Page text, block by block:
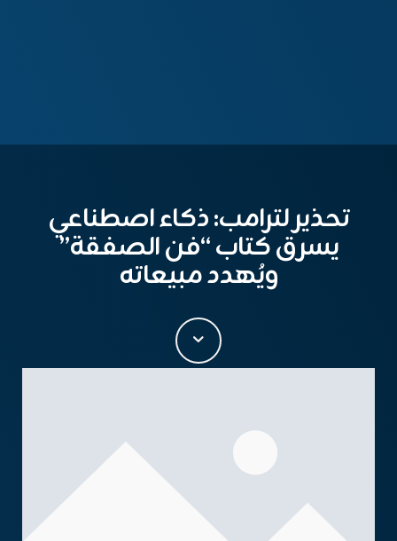
تحذير لترامب: ذكاء اصطناعي
يسرق كتاب “فن الصفقة”
ويُهدد مبيعاته